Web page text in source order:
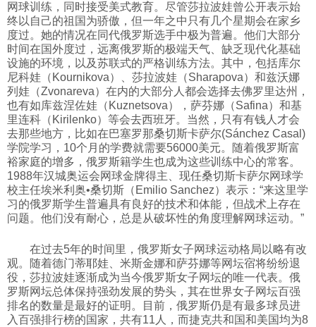
体育
旅游
视听
网球训练，同时接受美式教育。尽管莎拉波娃曾公开表示始
终以自己的祖国为骄傲，但一年之中只有几个星期会在家乡
度过。她的情况在同代俄罗斯选手中极为普遍。他们大部分
时间在国外度过，远离俄罗斯的极端天气、缺乏现代化基础
设施的环境，以及苏联式的严格训练方法。其中，包括库尔
尼科娃（Kournikova）、莎拉波娃（Sharapova）和兹沃娜
列娃（Zvonareva）在内的大部分人都会选择去佛罗里达州，
也有如库兹涅佐娃（Kuznetsova），萨芬娜（Safina）和基
里连科（Kirilenko）等会去西班牙。当然，只有有钱人才会
去那些地方，比如在巴塞罗那桑切斯卡萨尔(Sánchez Casal)
学院学习，10个月的学费就需要56000美元。随着俄罗斯富
裕家庭的增多，俄罗斯籍学生也成为这些训练中心的常客。
1988年汉城奥运会网球金牌得主、现任桑切斯卡萨尔网球学
校主任埃米利奥•桑切斯（Emilio Sanchez）表示：“来这里学
习的俄罗斯学生普遍具有良好的技术和体能，但战术上存在
问题。他们没有耐心，总是从破坏性的角度理解网球运动。”
在过去5年的时间里，俄罗斯女子网球运动格局以略有改
观。随着德门蒂耶娃、米斯金娜和萨芬娜等网坛宿将纷纷退
役，莎拉波娃逐渐成为当今俄罗斯女子网坛的唯一代表。俄
罗斯网坛总体保持强劲发展的势头，其在世界女子网坛百强
排名的数量是最好的证明。目前，俄罗斯仍是有最多球员进
入百强排行榜的国家，共有11人，而捷克共和国和美国均为8